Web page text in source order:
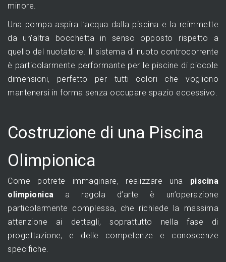
minore.
Una pompa aspira l’acqua dalla piscina e la reimmette
da un’altra bocchetta in senso opposto rispetto a
quello del nuotatore. Il sistema di nuoto controcorrente
è particolarmente performante per le piscine di piccole
dimensioni, perfetto per tutti colori che vogliono
mantenersi in forma senza occupare spazio eccessivo.
Costruzione di una Piscina
Olimpionica
Come potrete immaginare, realizzare una piscina
olimpionica a regola d’arte è un’operazione
particolarmente complessa, che richiede la massima
attenzione ai dettagli, soprattutto nella fase di
progettazione, e delle competenze e conoscenze
specifiche.